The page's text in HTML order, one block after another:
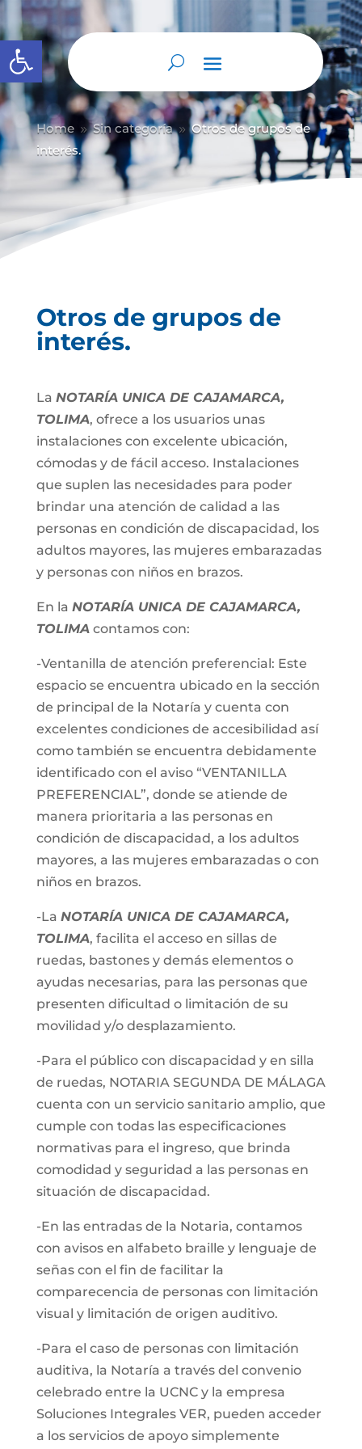
Abrir barra de herramientas
Home 9 Sin categoría 9 Otros de grupos de
interés.
Otros de grupos de
interés.
La NOTARÍA UNICA DE CAJAMARCA,
TOLIMA, ofrece a los usuarios unas
instalaciones con excelente ubicación,
cómodas y de fácil acceso. Instalaciones
que suplen las necesidades para poder
brindar una atención de calidad a las
personas en condición de discapacidad, los
adultos mayores, las mujeres embarazadas
y personas con niños en brazos.
En la NOTARÍA UNICA DE CAJAMARCA,
TOLIMAcontamos con:
-Ventanilla de atención preferencial: Este
espacio se encuentra ubicado en la sección
de principal de la Notaría y cuenta con
excelentes condiciones de accesibilidad así
como también se encuentra debidamente
identificado con el aviso “VENTANILLA
PREFERENCIAL”, donde se atiende de
manera prioritaria a las personas en
condición de discapacidad, a los adultos
mayores, a las mujeres embarazadas o con
niños en brazos.
-La NOTARÍA UNICA DE CAJAMARCA,
TOLIMA, facilita el acceso en sillas de
ruedas, bastones y demás elementos o
ayudas necesarias, para las personas que
presenten dificultad o limitación de su
movilidad y/o desplazamiento.
-Para el público con discapacidad y en silla
de ruedas, NOTARIA SEGUNDA DE MÁLAGA
cuenta con un servicio sanitario amplio, que
cumple con todas las especificaciones
normativas para el ingreso, que brinda
comodidad y seguridad a las personas en
situación de discapacidad.
-En las entradas de la Notaria, contamos
con avisos en alfabeto braille y lenguaje de
señas con el fin de facilitar la
comparecencia de personas con limitación
visual y limitación de origen auditivo.
-Para el caso de personas con limitación
auditiva, la Notaría a través del convenio
celebrado entre la UCNC y la empresa
Soluciones Integrales VER, pueden acceder
a los servicios de apoyo simplemente